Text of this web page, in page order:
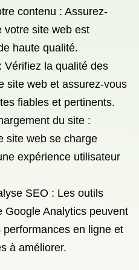
contenu : Assurez-
votre site web est
haute qualité.
Vérifiez la qualité des
site web et assurez-vous
fiables et pertinents.
du site :
site web se charge
expérience utilisateur
SEO : Les outils
Google Analytics peuvent
en ligne et
à améliorer.